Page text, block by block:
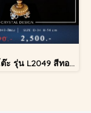
โคมไฟตั้งโต๊ะ รุ่น L2049 สีทอง (ตั้งโต๊ะ)